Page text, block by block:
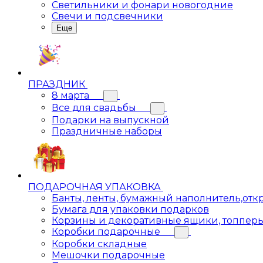
Светильники и фонари новогодние
Свечи и подсвечники
Еще
ПРАЗДНИК
8 марта
Все для свадьбы
Подарки на выпускной
Праздничные наборы
ПОДАРОЧНАЯ УПАКОВКА
Банты, ленты, бумажный
Бумага для упаковки подарков
Корзины и декоративные ящики,
Коробки подарочные
Коробки складные
Мешочки подарочные